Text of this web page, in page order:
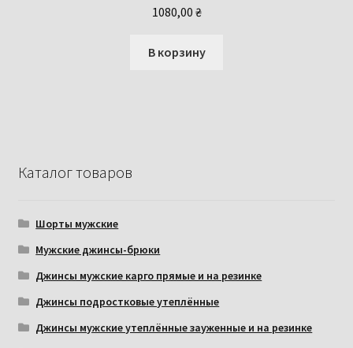
1080,00 ₴
В корзину
Каталог товаров
Шорты мужские
Мужские джинсы-брюки
Джинсы мужские карго прямые и на резинке
Джинсы подростковые утеплённые
Джинсы мужские утеплённые зауженные и на резинке